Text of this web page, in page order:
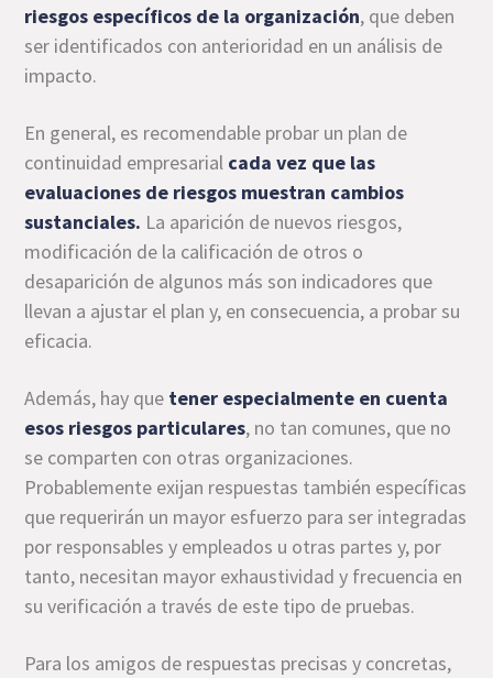
riesgos específicos de la organización, que deben
ser identificados con anterioridad en un análisis de
impacto.
En general, es recomendable probar un plan de
continuidad empresarial cada vez que las
evaluaciones de riesgos muestran cambios
sustanciales. La aparición de nuevos riesgos,
modificación de la calificación de otros o
desaparición de algunos más son indicadores que
llevan a ajustar el plan y, en consecuencia, a probar su
eficacia.
Además, hay que tener especialmente en cuenta
esos riesgos particulares, no tan comunes, que no
se comparten con otras organizaciones.
Probablemente exijan respuestas también específicas
que requerirán un mayor esfuerzo para ser integradas
por responsables y empleados u otras partes y, por
tanto, necesitan mayor exhaustividad y frecuencia en
su verificación a través de este tipo de pruebas.
Para los amigos de respuestas precisas y concretas,